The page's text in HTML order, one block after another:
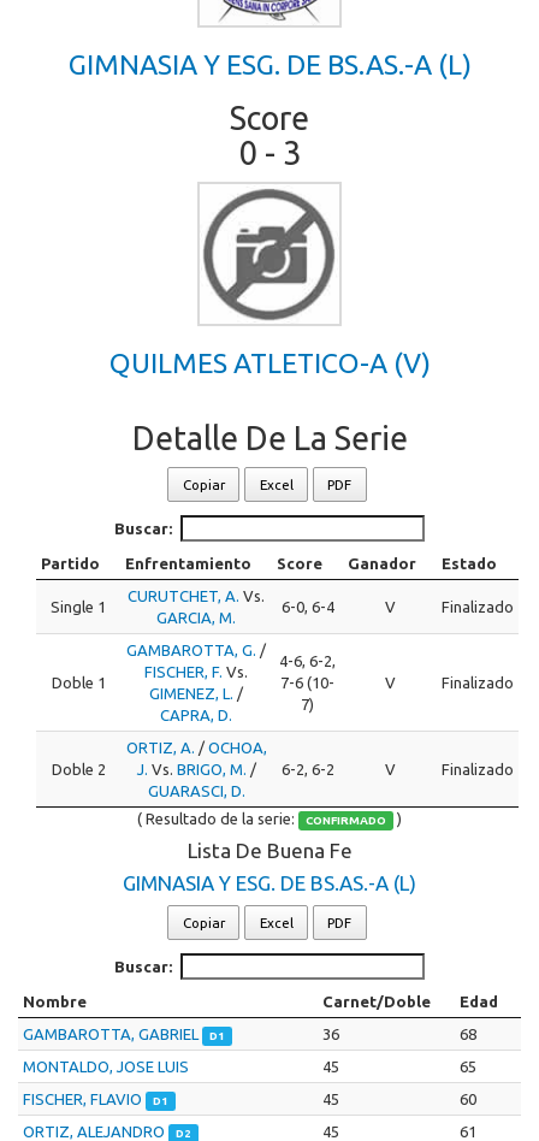
GIMNASIA Y ESG. DE BS.AS.-A (L)
Score
0 - 3
QUILMES ATLETICO-A (V)
Detalle De La Serie
Copiar Excel PDF
Buscar:
Partido Enfrentamiento Score Ganador Estado
Single 1
CURUTCHET, A. Vs.
GARCIA, M.
6-0, 6-4 V Finalizado
Doble 1
GAMBAROTTA, G. /
FISCHER, F. Vs.
GIMENEZ, L. /
CAPRA, D.
4-6, 6-2,
7-6 (10-
7)
V Finalizado
Doble 2
ORTIZ, A. / OCHOA,
J. Vs. BRIGO, M. /
GUARASCI, D.
6-2, 6-2 V Finalizado
( Resultado de la serie: CONFIRMADO )
Lista De Buena Fe
GIMNASIA Y ESG. DE BS.AS.-A (L)
Copiar Excel PDF
Buscar:
Nombre Carnet/Doble
Edad
GAMBAROTTA, GABRIEL
D1 36
68
MONTALDO, JOSE LUIS
45
65
FISCHER, FLAVIO
D1 45
60
ORTIZ, ALEJANDRO
D2 45
61